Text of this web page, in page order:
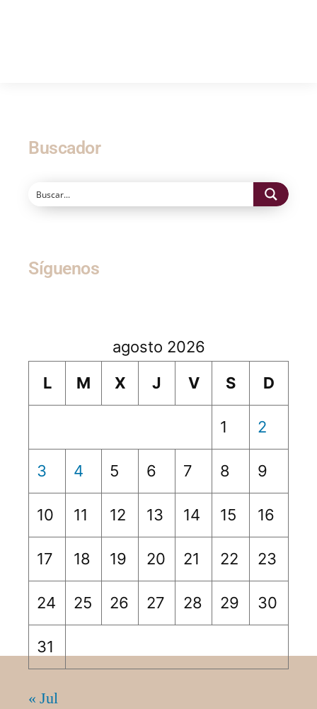
Buscador
Síguenos
agosto 2026
L
M X J V S D
1 2
3 4 5 6 7 8 9
10 11 12 13 14 15 16
17 18 19 20 21 22 23
24 25 26 27 28 29 30
31
« Jul